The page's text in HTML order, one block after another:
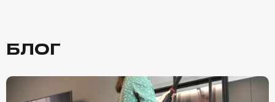
БЛОГ